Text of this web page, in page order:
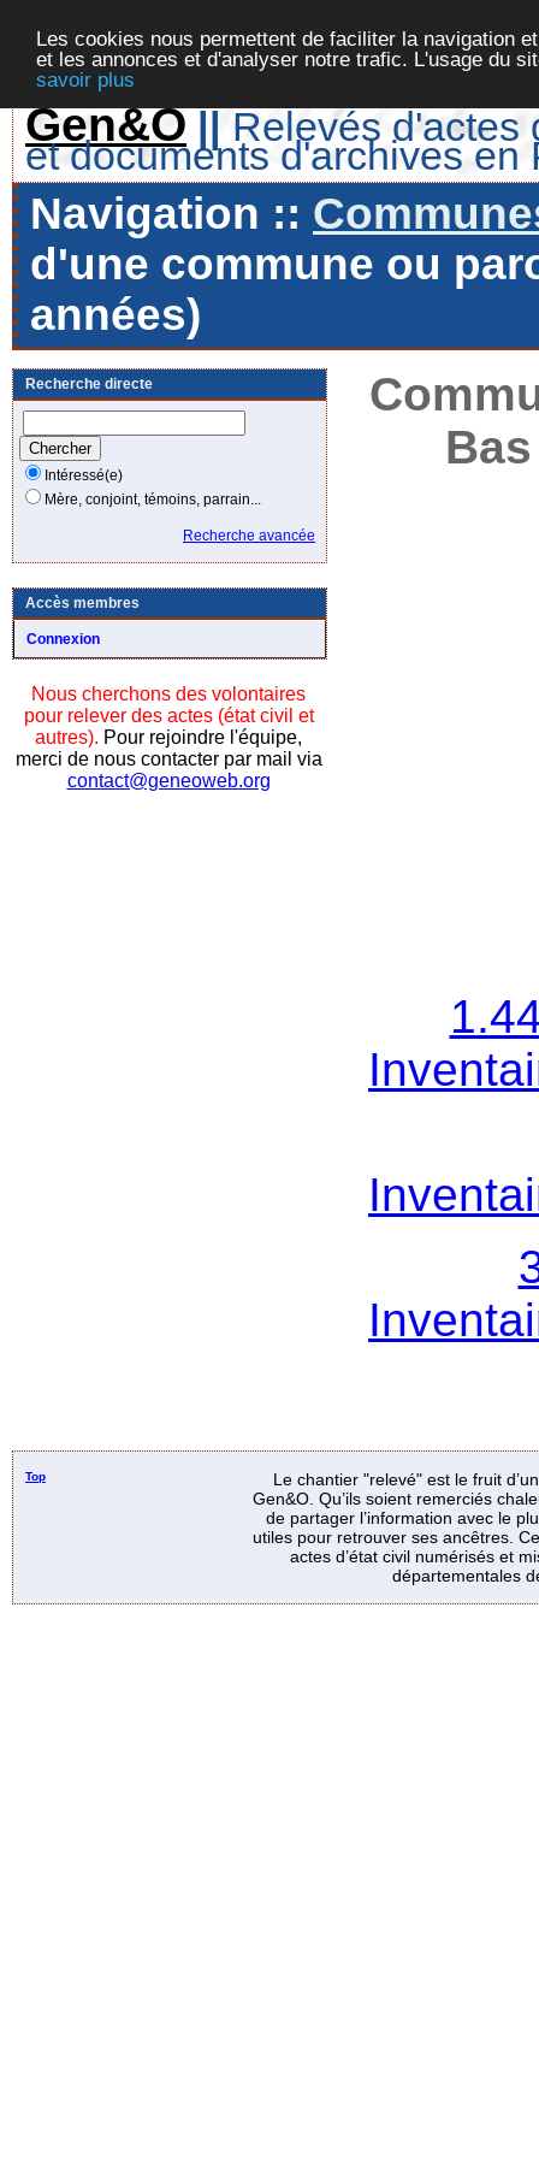
Les cookies nous permettent de faciliter la navigation
et les annonces et d'analyser notre trafic. L'usage du
savoir plus
Gen&O || Relevés d'actes
et documents d'archives en
Navigation ::
d'une commune ou
années)
Recherche directe
Intéressé(e)
Mère, conjoint, témoins, parrain...
Recherche avancée
Accès membres
Connexion
Nous cherchons des volontaires
pour relever des actes (état civil et
autres). Pour rejoindre l'équipe,
merci de nous contacter par mail via
contact@geneoweb.org
Top
Le chantier "relevé" est le fruit
Gen&O. Qu’ils soient remerciés
de partager l’information avec le
utiles pour retrouver ses ancêtres.
actes d’état civil numérisés et
départementales